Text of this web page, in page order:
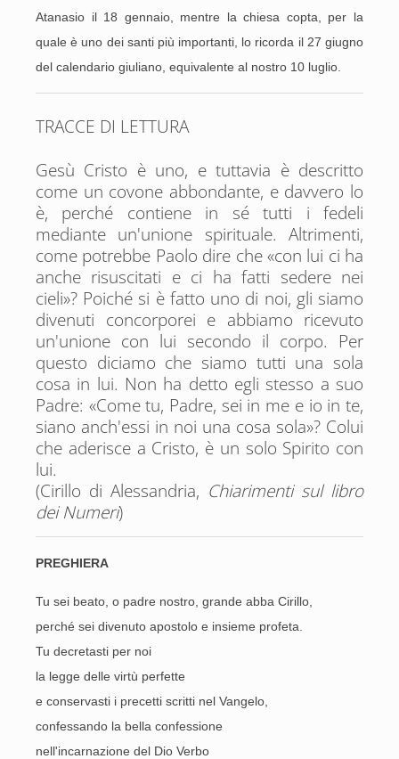
Atanasio il 18 gennaio, mentre la chiesa copta, per la
quale è uno dei santi più importanti, lo ricorda il 27 giugno
del calendario giuliano, equivalente al nostro 10 luglio.
TRACCE DI LETTURA
Gesù Cristo è uno, e tuttavia è descritto
come un covone abbondante, e davvero lo
è, perché contiene in sé tutti i fedeli
mediante un'unione spirituale. Altrimenti,
come potrebbe Paolo dire che «con lui ci ha
anche risuscitati e ci ha fatti sedere nei
cieli»? Poiché si è fatto uno di noi, gli siamo
divenuti concorporei e abbiamo ricevuto
un'unione con lui secondo il corpo. Per
questo diciamo che siamo tutti una sola
cosa in lui. Non ha detto egli stesso a suo
Padre: «Come tu, Padre, sei in me e io in te,
siano anch'essi in noi una cosa sola»? Colui
che aderisce a Cristo, è un solo Spirito con
lui.
(Cirillo di Alessandria, Chiarimenti sul libro
dei Numeri)
PREGHIERA
Tu sei beato, o padre nostro, grande abba Cirillo,
perché sei divenuto apostolo e insieme profeta.
Tu decretasti per noi
la legge delle virtù perfette
e conservasti i precetti scritti nel Vangelo,
confessando la bella confessione
nell'incarnazione del Dio Verbo